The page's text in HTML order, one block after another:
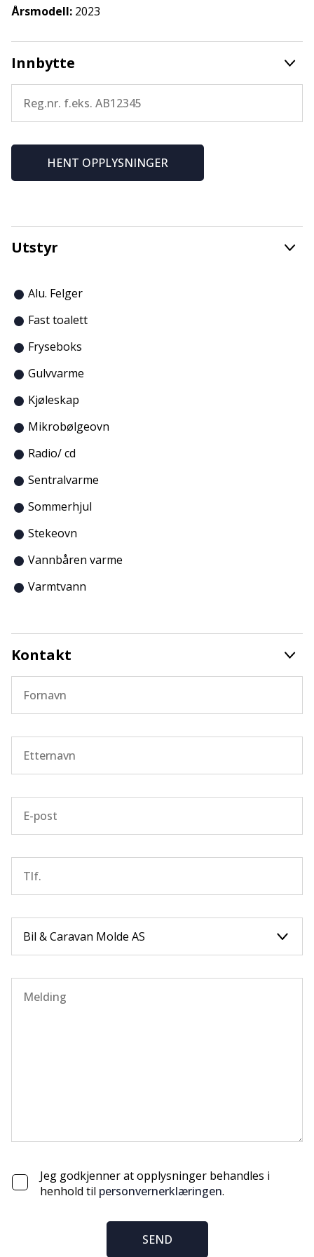
Årsmodell: 2023
Innbytte
HENT OPPLYSNINGER
Utstyr
Alu. Felger
Fast toalett
Fryseboks
Gulvvarme
Kjøleskap
Mikrobølgeovn
Radio/ cd
Sentralvarme
Sommerhjul
Stekeovn
Vannbåren varme
Varmtvann
Kontakt
Jeg godkjenner at opplysninger behandles i
henhold til personvernerklæringen.
SEND